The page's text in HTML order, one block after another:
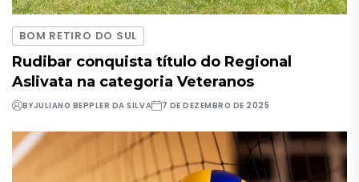
BOM RETIRO DO SUL
Rudibar conquista título do Regional
Aslivata na categoria Veteranos
BYJULIANO BEPPLER DA SILVA 7 DE DEZEMBRO DE 2025